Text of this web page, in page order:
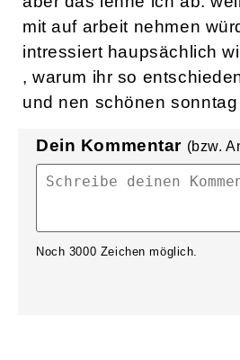
mit auf arbeit nehmen
intressiert haupsächlich
, warum ihr so
und nen schönen sonntag
Dein Kommentar (bzw.
Noch 3000 Zeichen möglich.